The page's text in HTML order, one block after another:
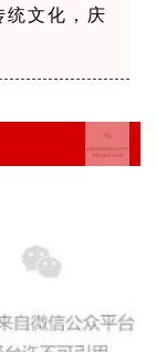
统文化，庆